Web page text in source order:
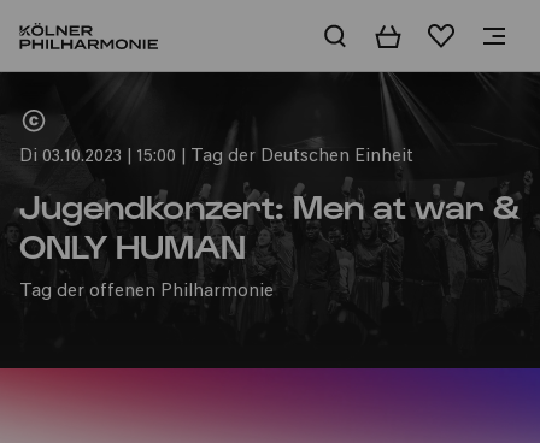
WarenkorbMerkliste
Di 03.10.2023 | 15:00 | Tag der Deutschen Einheit
Jugendkonzert: Men at war &
ONLY HUMAN
Tag der offenen Philharmonie